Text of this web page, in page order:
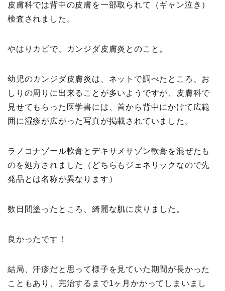
皮膚科では背中の皮膚を一部取られて（ギャン泣き）
検査されました。
やはりカビで、カンジダ皮膚炎とのこと。
幼児のカンジダ皮膚炎は、ネットで調べたところ、お
しりの周りに出来ることが多いようですが、皮膚科で
見せてもらった医学書には、首から背中にかけて広範
囲に湿疹が広がった写真が掲載されていました。
ラノコナゾール軟膏とデキサメサゾン軟膏を混ぜたも
のを処方されました（どちらもジェネリックなので先
発品とは名称が異なります）
数日間塗ったところ、綺麗な肌に戻りました。
良かったです！
結局、汗疹だと思って様子を見ていた期間が長かった
こともあり、完治するまで1ヶ月かかってしまいまし